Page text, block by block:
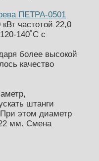
ПЕТРА-0501
частотой 22,0
140˚С с
более высокой
качество
штанги
этом диаметр
мм. Смена